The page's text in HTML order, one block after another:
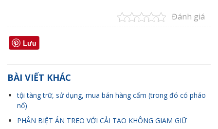
Đánh giá
Lưu
BÀI VIẾT KHÁC
tội tàng trữ, sử dụng, mua bán hàng cấm (trong đó có pháo
nổ)
PHÂN BIỆT ÁN TREO VỚI CẢI TẠO KHÔNG GIAM GIỮ